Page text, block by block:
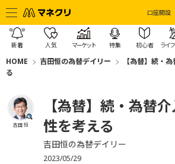
口座開設
新着 人気 マーケット 特集 初心者 ライ
HOME 吉田恒の為替デイリー
【為替】続・
る
吉田 恒
【為替】続・為替
性を考える
吉田恒の為替デイリー
2023/05/29